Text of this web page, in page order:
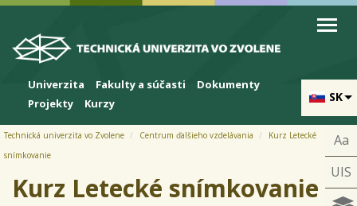
Skip to cookies
Skip to navigation
Skočiť na hlavný obsah
SK
Univerzita Fakulty a súčasti
Dokumenty
Projekty
Kurzy
Aa
UIS
Technická univerzita vo Zvolene Centrum ďalšieho vzdelávania
Kurz Letecké
snímkovanie
Kurz Letecké snímkovanie